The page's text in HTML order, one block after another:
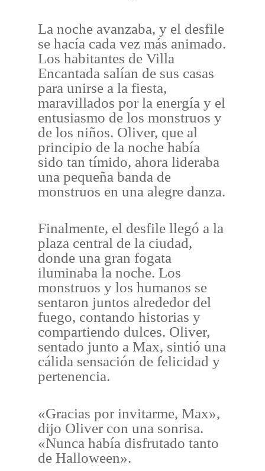
La noche avanzaba, y el desfile
se hacía cada vez más animado.
Los habitantes de Villa
Encantada salían de sus casas
para unirse a la fiesta,
maravillados por la energía y el
entusiasmo de los monstruos y
de los niños. Oliver, que al
principio de la noche había
sido tan tímido, ahora lideraba
una pequeña banda de
monstruos en una alegre danza.
Finalmente, el desfile llegó a la
plaza central de la ciudad,
donde una gran fogata
iluminaba la noche. Los
monstruos y los humanos se
sentaron juntos alrededor del
fuego, contando historias y
compartiendo dulces. Oliver,
sentado junto a Max, sintió una
cálida sensación de felicidad y
pertenencia.
«Gracias por invitarme, Max»,
dijo Oliver con una sonrisa.
«Nunca había disfrutado tanto
de Halloween».